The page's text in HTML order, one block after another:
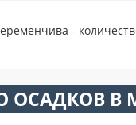
-
ОСАДКОВ В